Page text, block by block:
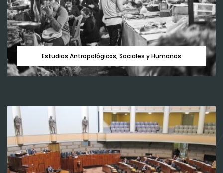
Descripción:
Comprende el estudio del pasado, remoto y reciente,
diversos enfoques y perspectivas, sean éstos
económicos, sociales, culturales, etc.
Ver más
Estudios Antropológicos, Sociales y Humanos